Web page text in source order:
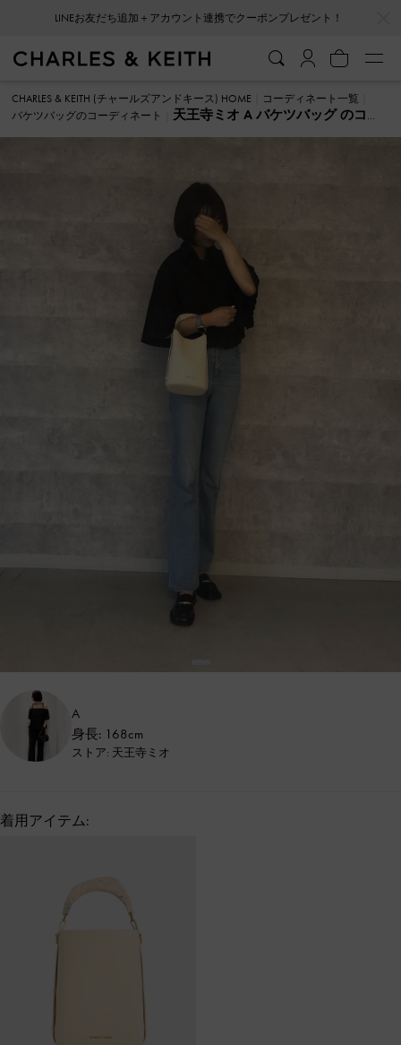
LINEお友だち追加＋アカウント連携でクーポンプレゼント！
CHARLES & KEITH (チャールズアンドキース) HOME
コーディネート一覧
バケツバッグのコーディネート
天王寺ミオ A バケツバッグ のコー
A
身長: 168cm
ストア: 天王寺ミオ
着用アイテム: